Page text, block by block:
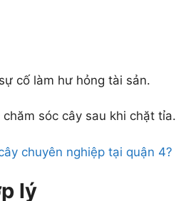
cố làm hư hỏng tài sản.
sóc cây sau khi chặt tỉa.
lý